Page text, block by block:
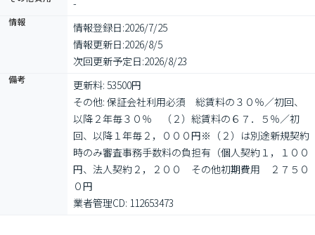
-
情報 情報登録日:2026/7/25
情報更新日:2026/8/5
次回更新予定日:2026/8/23
備考
更新料: 53500円
その他: 保証会社利用必須　総賃料の３０％／初回、
以降２年毎３０％　（２）総賃料の６７．５％／初
回、以降１年毎２，０００円※（２）は別途新規契約
時のみ審査事務手数料の負担有（個人契約１，１００
円、法人契約２，２００　その他初期費用　２７５０
０円
業者管理CD: 112653473